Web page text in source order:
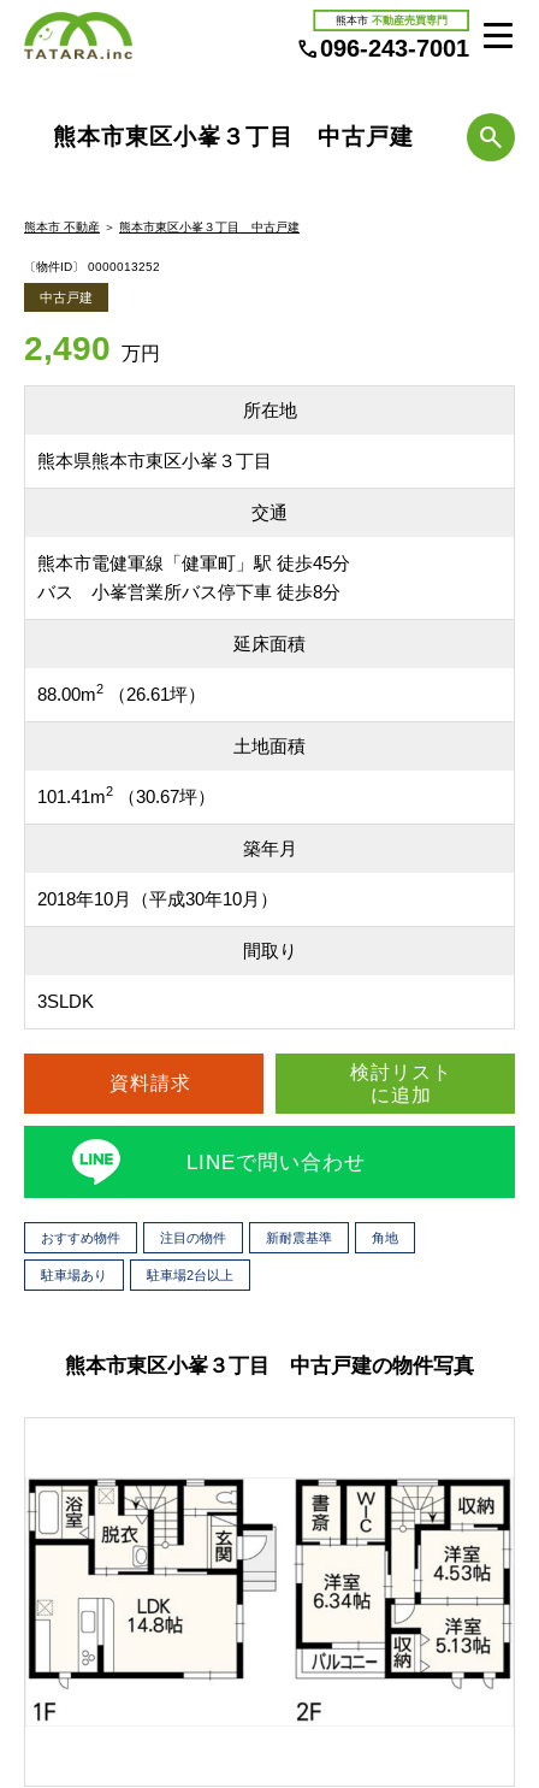
熊本市 不動産売買専門
096-243-7001
熊本市東区小峯３丁目 中古戸建
熊本市 不動産 ＞ 熊本市東区小峯３丁目 中古戸建
〔物件ID〕 0000013252
中古戸建
2,490 万円
所在地
熊本県熊本市東区小峯３丁目
交通
熊本市電健軍線「健軍町」駅 徒歩45分
バス 小峯営業所バス停下車 徒歩8分
延床面積
88.00m2 （26.61坪）
土地面積
101.41m2 （30.67坪）
築年月
2018年10月（平成30年10月）
間取り
3SLDK
資料請求
検討リスト
に追加
LINEで問い合わせ
おすすめ物件 注目の物件 新耐震基準 角地
駐車場あり 駐車場2台以上
熊本市東区小峯３丁目 中古戸建の物件写真